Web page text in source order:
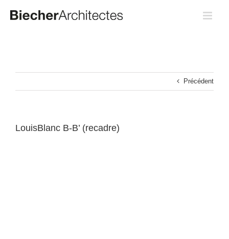
Précédent
LouisBlanc B-B’ (recadre)